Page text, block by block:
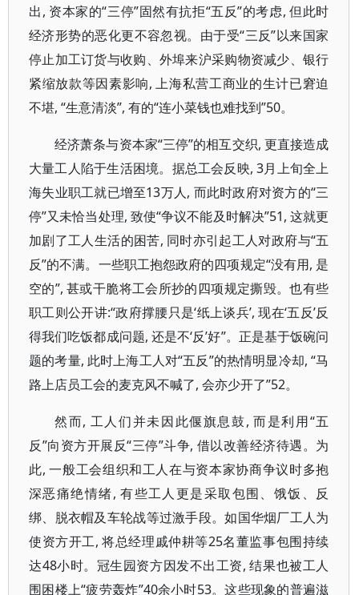
出, 资本家的“三停”固然有抗拒“五反”的考虑, 但此时
经济形势的恶化更不容忽视。由于受“三反”以来国家
停止加工订货与收购、外埠来沪采购物资减少、银行
紧缩放款等因素影响, 上海私营工商业的生计已窘迫
不堪, “生意清淡”, 有的“连小菜钱也难找到”50。
经济萧条与资本家“三停”的相互交织, 更直接造成
大量工人陷于生活困境。据总工会反映, 3月上旬全上
海失业职工就已增至13万人, 而此时政府对资方的“三
停”又未恰当处理, 致使“争议不能及时解决”51, 这就更
加剧了工人生活的困苦, 同时亦引起工人对政府与“五
反”的不满。一些职工抱怨政府的四项规定“没有用, 是
空的”, 甚或干脆将工会所抄的四项规定撕毁。也有些
职工则公开讲:“政府撑腰只是‘纸上谈兵’, 现在‘五反’反
得我们吃饭都成问题, 还是不‘反’好”。正是基于饭碗问
题的考量, 此时上海工人对“五反”的热情明显冷却, “马
路上店员工会的麦克风不喊了, 会亦少开了”52。
然而, 工人们并未因此偃旗息鼓, 而是利用“五
反”向资方开展反“三停”斗争, 借以改善经济待遇。为
此, 一般工会组织和工人在与资本家协商争议时多抱
深恶痛绝情绪, 有些工人更是采取包围、饿饭、反
绑、脱衣帽及车轮战等过激手段。如国华烟厂工人为
使资方开工, 将总经理戚仲耕等25名董监事包围持续
达48小时。冠生园资方因发不出工资, 结果也被工人
围困楼上“疲劳轰炸”40余小时53。这些现象的普遍滋